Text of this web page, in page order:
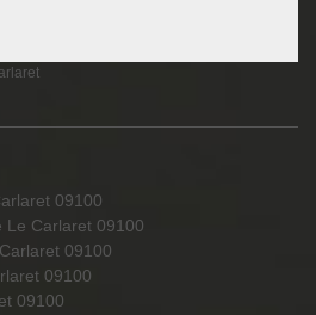
09100
Le Carlaret 09100
09100
09100
09100